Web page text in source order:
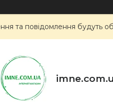
та повідомлення будуть